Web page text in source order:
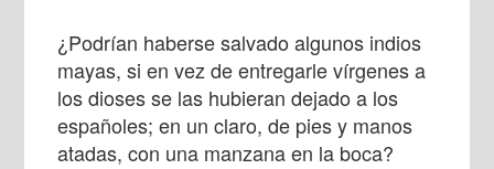
¿Podrían haberse salvado algunos indios
mayas, si en vez de entregarle vírgenes a
los dioses se las hubieran dejado a los
españoles; en un claro, de pies y manos
atadas, con una manzana en la boca?